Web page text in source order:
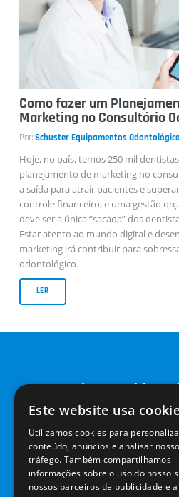
Como fazer um
Marketing no Consultório
Por:Schuster Equipamentos
Hoje, no país, temos 250 mil
planejamento de marketing no
a saída para atrair pacientes e
controle financeiro, e uma gestão
deve ser a única “sacada” dos
Estar atento ao mundo digital e
marketing irá contribuir para
odontológico.
LER
Receba conteúdos e
sobre odontologia
Este website usa
Utilizamos cookies para
conteúdo, anúncios e analisar nosso
tráfego. Também compartilhamos
informações sobre o uso do nosso
nossos parceiros de publicidade e